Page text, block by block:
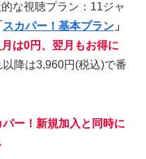
な視聴プラン：11ジャ
スカパー！基本プラン 」
は0円、翌月もお得に
降は3,960円(税込)で番
ー！新規加入と同時に